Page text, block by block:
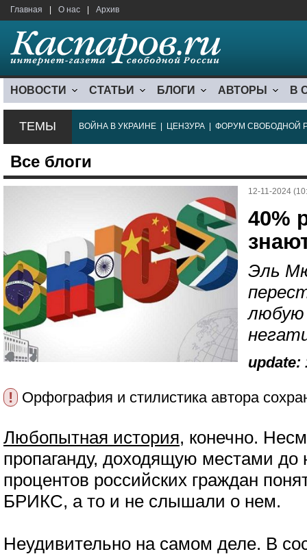
Главная О нас Архив
НОВОСТИ СТАТЬИ БЛОГИ АВТОРЫ В
ТЕМЫ ВОЙНА В УКРАИНЕ ЦЕНЗУРА ФОРУМ СВОБОДНОЙ
Все блоги
12-11-2024
40%
Эль
update:
! Орфография и стилистика автора
Любопытная история, конечно.
пропаганду, доходящую местами до
процентов российских граждан
БРИКС, а то и не слышали о нем.
Неудивительно на самом деле. В